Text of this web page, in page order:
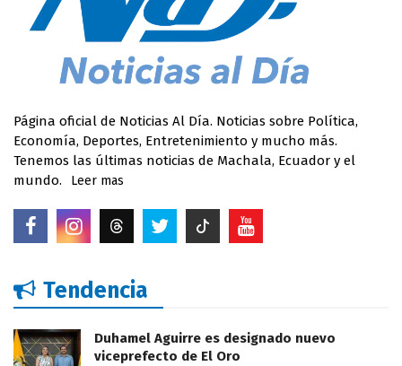
Página oficial de Noticias Al Día. Noticias sobre Política,
Economía, Deportes, Entretenimiento y mucho más.
Tenemos las últimas noticias de Machala, Ecuador y el
mundo.
Leer mas
Tendencia
Duhamel Aguirre es designado nuevo
viceprefecto de El Oro